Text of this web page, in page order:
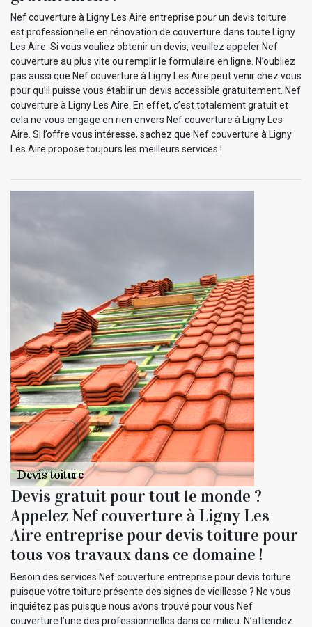
Nef couverture à Ligny Les Aire entreprise pour un devis toiture
est professionnelle en rénovation de couverture dans toute Ligny
Les Aire. Si vous vouliez obtenir un devis, veuillez appeler Nef
couverture au plus vite ou remplir le formulaire en ligne. N’oubliez
pas aussi que Nef couverture à Ligny Les Aire peut venir chez vous
pour qu’il puisse vous établir un devis accessible gratuitement. Nef
couverture à Ligny Les Aire. En effet, c’est totalement gratuit et
cela ne vous engage en rien envers Nef couverture à Ligny Les
Aire. Si l’offre vous intéresse, sachez que Nef couverture à Ligny
Les Aire propose toujours les meilleurs services !
Devis gratuit pour tout le monde ?
Appelez Nef couverture à Ligny Les
Aire entreprise pour devis toiture pour
tous vos travaux dans ce domaine !
Besoin des services Nef couverture entreprise pour devis toiture
puisque votre toiture présente des signes de vieillesse ? Ne vous
inquiétez pas puisque nous avons trouvé pour vous Nef
couverture l’une des professionnelles dans ce milieu. N’attendez